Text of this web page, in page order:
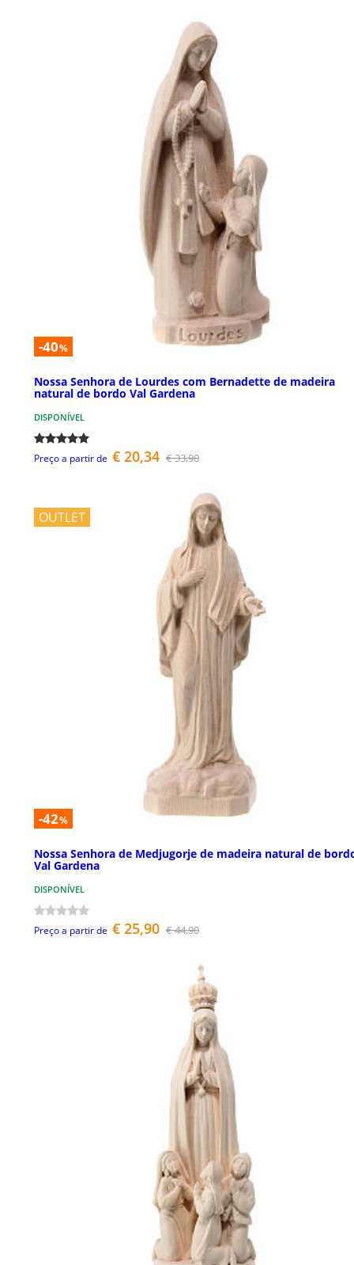
-40%
Nossa Senhora de Lourdes com Bernadette de madeira
natural de bordo Val Gardena
DISPONÍVEL
Preço a partir de € 20,34 € 33,90
OUTLET
-42%
Nossa Senhora de Medjugorje de madeira natural de
Val Gardena
DISPONÍVEL
Preço a partir de € 25,90 € 44,90